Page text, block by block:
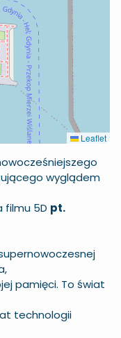
Leaflet
wyglądem
filmu 5D pt.
pamięci. To świat
technologii